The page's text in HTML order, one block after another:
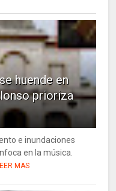
huende en
prioriza
e inundaciones
en la música.
MAS